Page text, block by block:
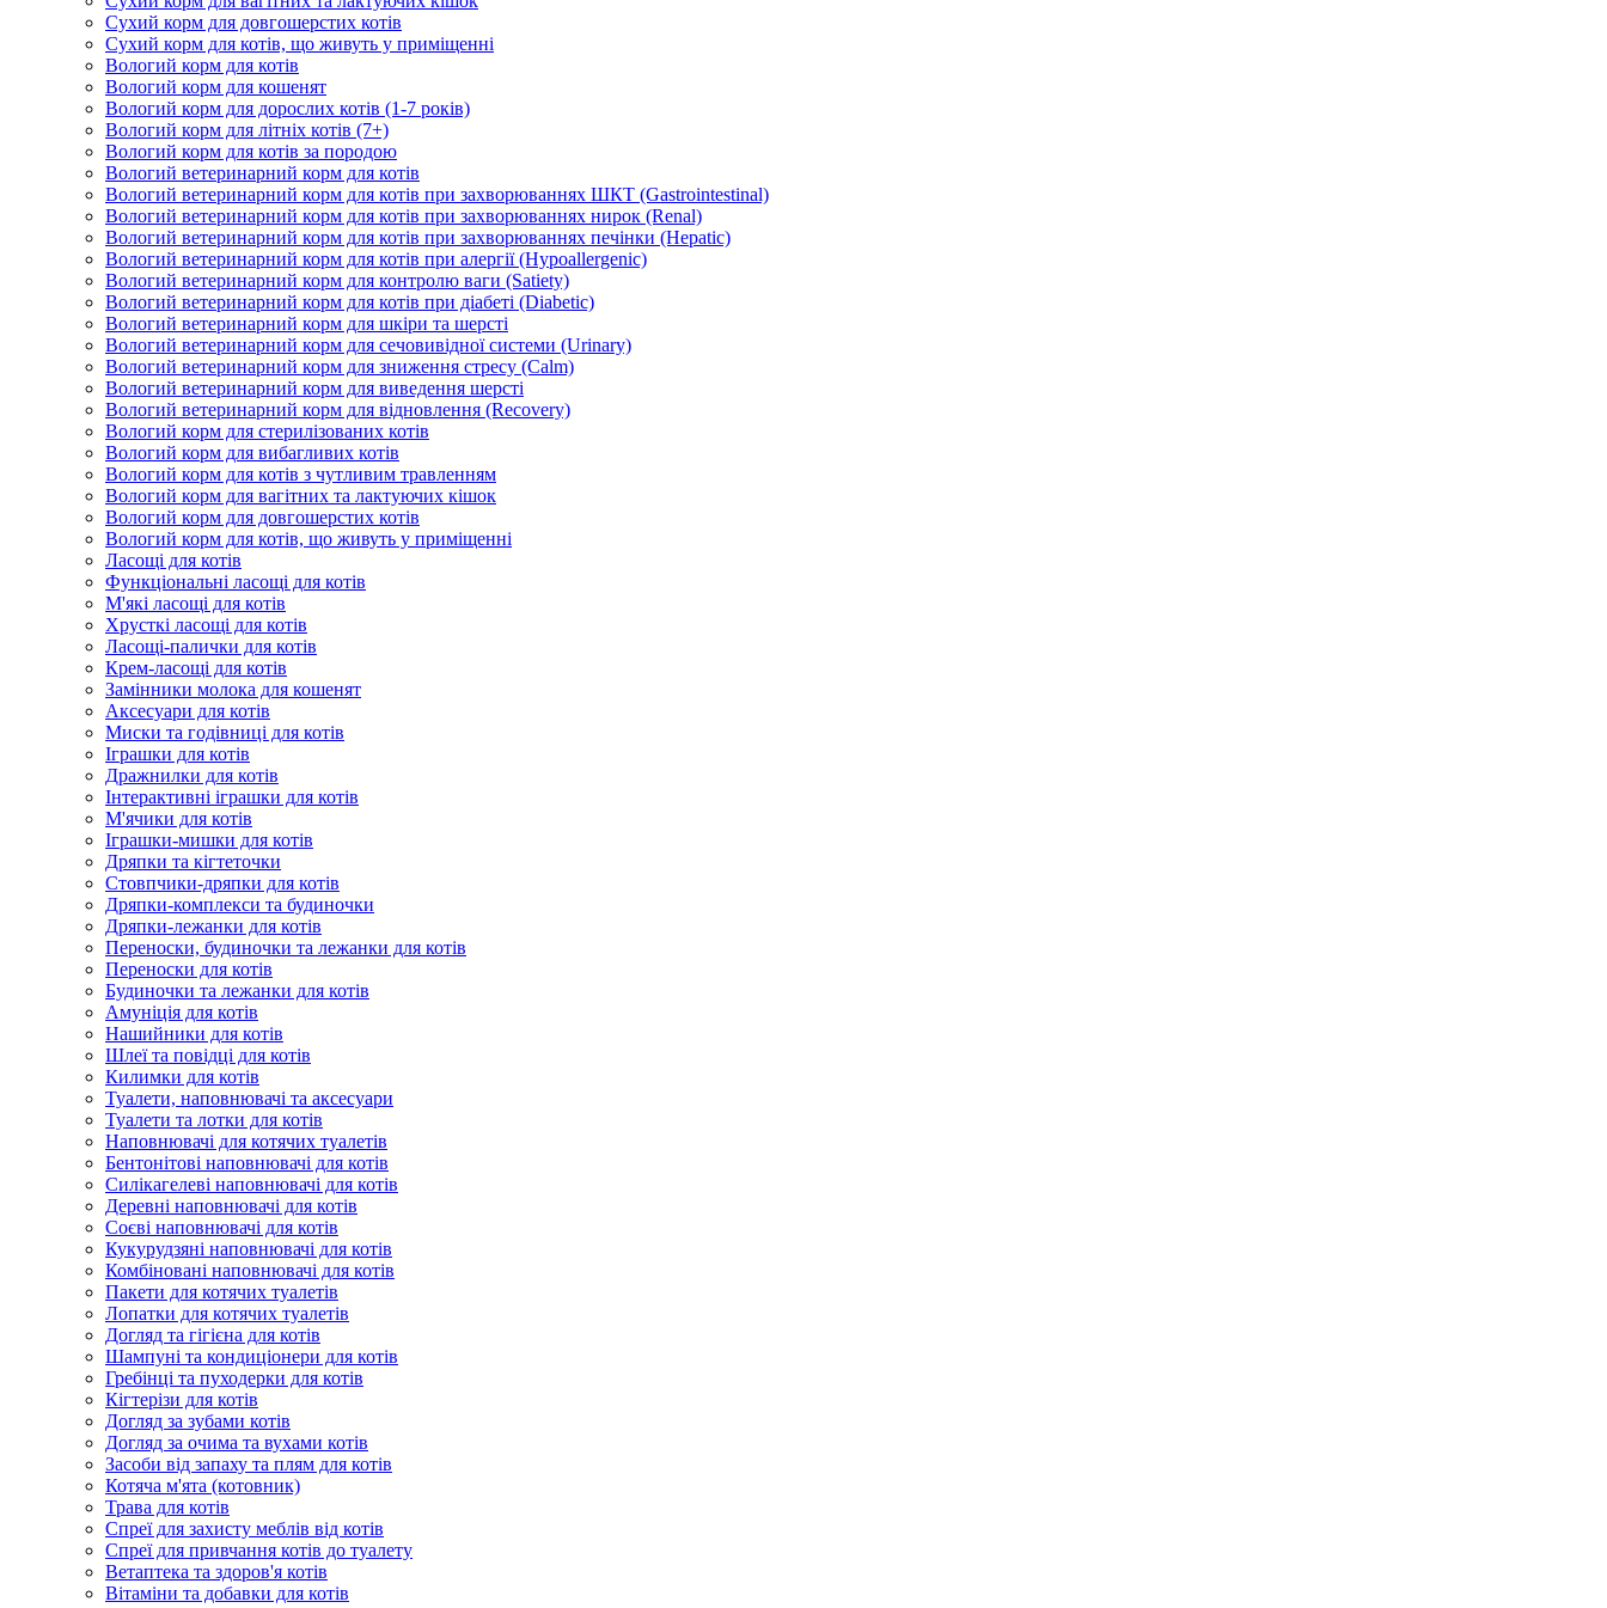
Сухий корм для довгошерстих котів
Сухий корм для котів, що живуть у приміщенні
Вологий корм для котів
Вологий корм для кошенят
Вологий корм для дорослих котів (1-7 років)
Вологий корм для літніх котів (7+)
Вологий корм для котів за породою
Вологий ветеринарний корм для котів
Вологий ветеринарний корм для котів при захворюваннях ШКТ (Gastrointestinal)
Вологий ветеринарний корм для котів при захворюваннях нирок (Renal)
Вологий ветеринарний корм для котів при захворюваннях печінки (Hepatic)
Вологий ветеринарний корм для котів при алергії (Hypoallergenic)
Вологий ветеринарний корм для контролю ваги (Satiety)
Вологий ветеринарний корм для котів при діабеті (Diabetic)
Вологий ветеринарний корм для шкіри та шерсті
Вологий ветеринарний корм для сечовивідної системи (Urinary)
Вологий ветеринарний корм для зниження стресу (Calm)
Вологий ветеринарний корм для виведення шерсті
Вологий ветеринарний корм для відновлення (Recovery)
Вологий корм для стерилізованих котів
Вологий корм для вибагливих котів
Вологий корм для котів з чутливим травленням
Вологий корм для вагітних та лактуючих кішок
Вологий корм для довгошерстих котів
Вологий корм для котів, що живуть у приміщенні
Ласощі для котів
Функціональні ласощі для котів
М'які ласощі для котів
Хрусткі ласощі для котів
Ласощі-палички для котів
Крем-ласощі для котів
Замінники молока для кошенят
Аксесуари для котів
Миски та годівниці для котів
Іграшки для котів
Дражнилки для котів
Інтерактивні іграшки для котів
М'ячики для котів
Іграшки-мишки для котів
Дряпки та кігтеточки
Стовпчики-дряпки для котів
Дряпки-комплекси та будиночки
Дряпки-лежанки для котів
Переноски, будиночки та лежанки для котів
Переноски для котів
Будиночки та лежанки для котів
Амуніція для котів
Нашийники для котів
Шлеї та повідці для котів
Килимки для котів
Туалети, наповнювачі та аксесуари
Туалети та лотки для котів
Наповнювачі для котячих туалетів
Бентонітові наповнювачі для котів
Силікагелеві наповнювачі для котів
Деревні наповнювачі для котів
Соєві наповнювачі для котів
Кукурудзяні наповнювачі для котів
Комбіновані наповнювачі для котів
Пакети для котячих туалетів
Лопатки для котячих туалетів
Догляд та гігієна для котів
Шампуні та кондиціонери для котів
Гребінці та пуходерки для котів
Кігтерізи для котів
Догляд за зубами котів
Догляд за очима та вухами котів
Засоби від запаху та плям для котів
Котяча м'ята (котовник)
Трава для котів
Спреї для захисту меблів від котів
Спреї для привчання котів до туалету
Ветаптека та здоров'я котів
Вітаміни та добавки для котів